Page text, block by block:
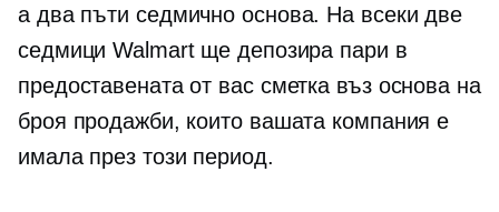
a два пъти седмично основа. На всеки две
седмици Walmart ще депозира пари в
предоставената от вас сметка въз основа на
броя продажби, които вашата компания е
имала през този период.